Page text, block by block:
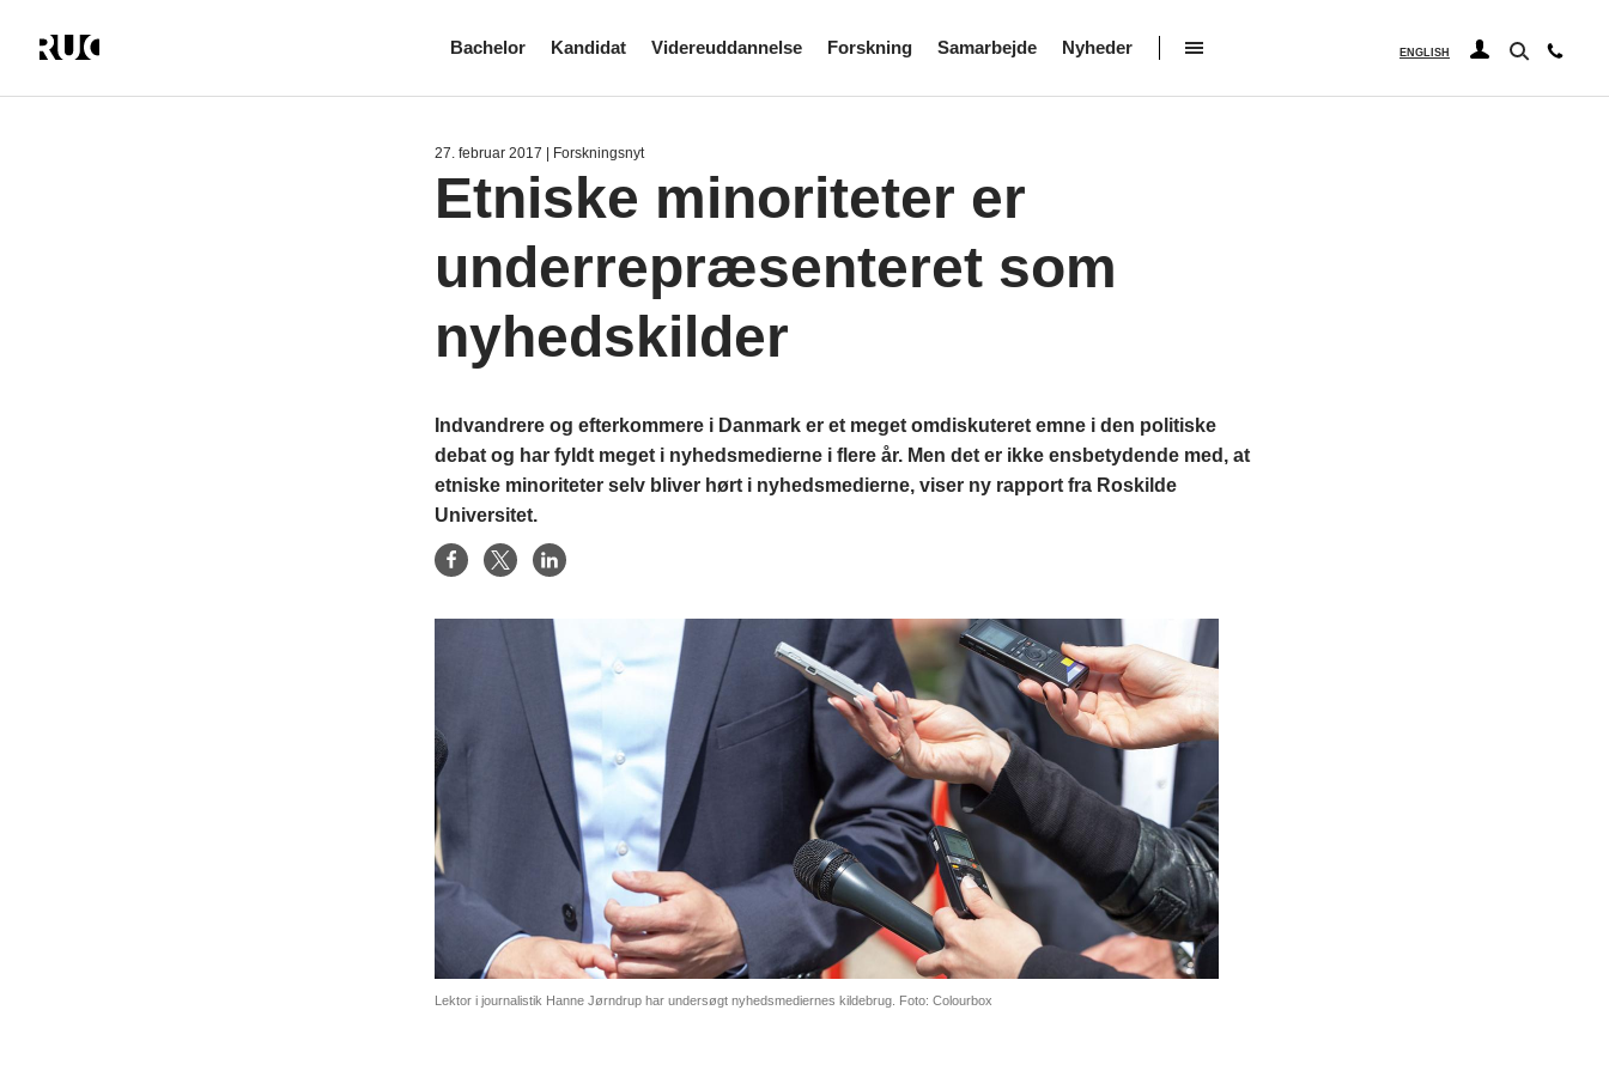
Bachelor Kandidat Videreuddannelse Forskning Samarbejde Nyheder ENGLISH
27. februar 2017 | Forskningsnyt
Etniske minoriteter er
underrepræsenteret som
nyhedskilder
Indvandrere og efterkommere i Danmark er et meget omdiskuteret emne i den politiske
debat og har fyldt meget i nyhedsmedierne i flere år. Men det er ikke ensbetydende med, at
etniske minoriteter selv bliver hørt i nyhedsmedierne, viser ny rapport fra Roskilde
Universitet.
Lektor i journalistik Hanne Jørndrup har undersøgt nyhedsmediernes kildebrug. Foto: Colourbox